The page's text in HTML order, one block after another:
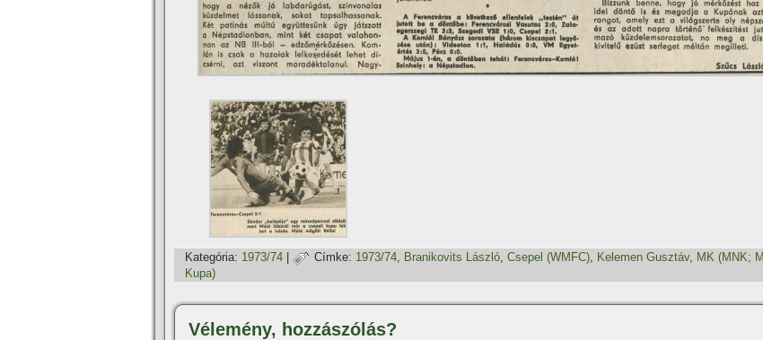
Kategória: 1973/74 Címke: 1973/74, Branikovits László, Csepel (WMFC), Kelemen Gusztáv, MK (MNK;
Kupa)
Vélemény, hozzászólás?